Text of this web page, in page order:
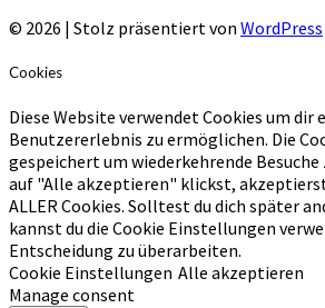
© 2026 | Stolz präsentiert von WordPress
Cookies
Diese Website verwendet Cookies um dir
Benutzererlebnis zu ermöglichen. Die
gespeichert um wiederkehrende Besuche
auf "Alle akzeptieren" klickst,
ALLER Cookies. Solltest du dich später
kannst du die Cookie Einstellungen
Entscheidung zu überarbeiten.
Cookie Einstellungen Alle akzeptieren
Manage consent